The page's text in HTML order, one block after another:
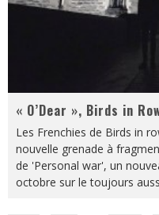
« O’Dear », Birds in
Les Frenchies de Birds in
nouvelle grenade à
de 'Personal war', un
octobre sur le toujours